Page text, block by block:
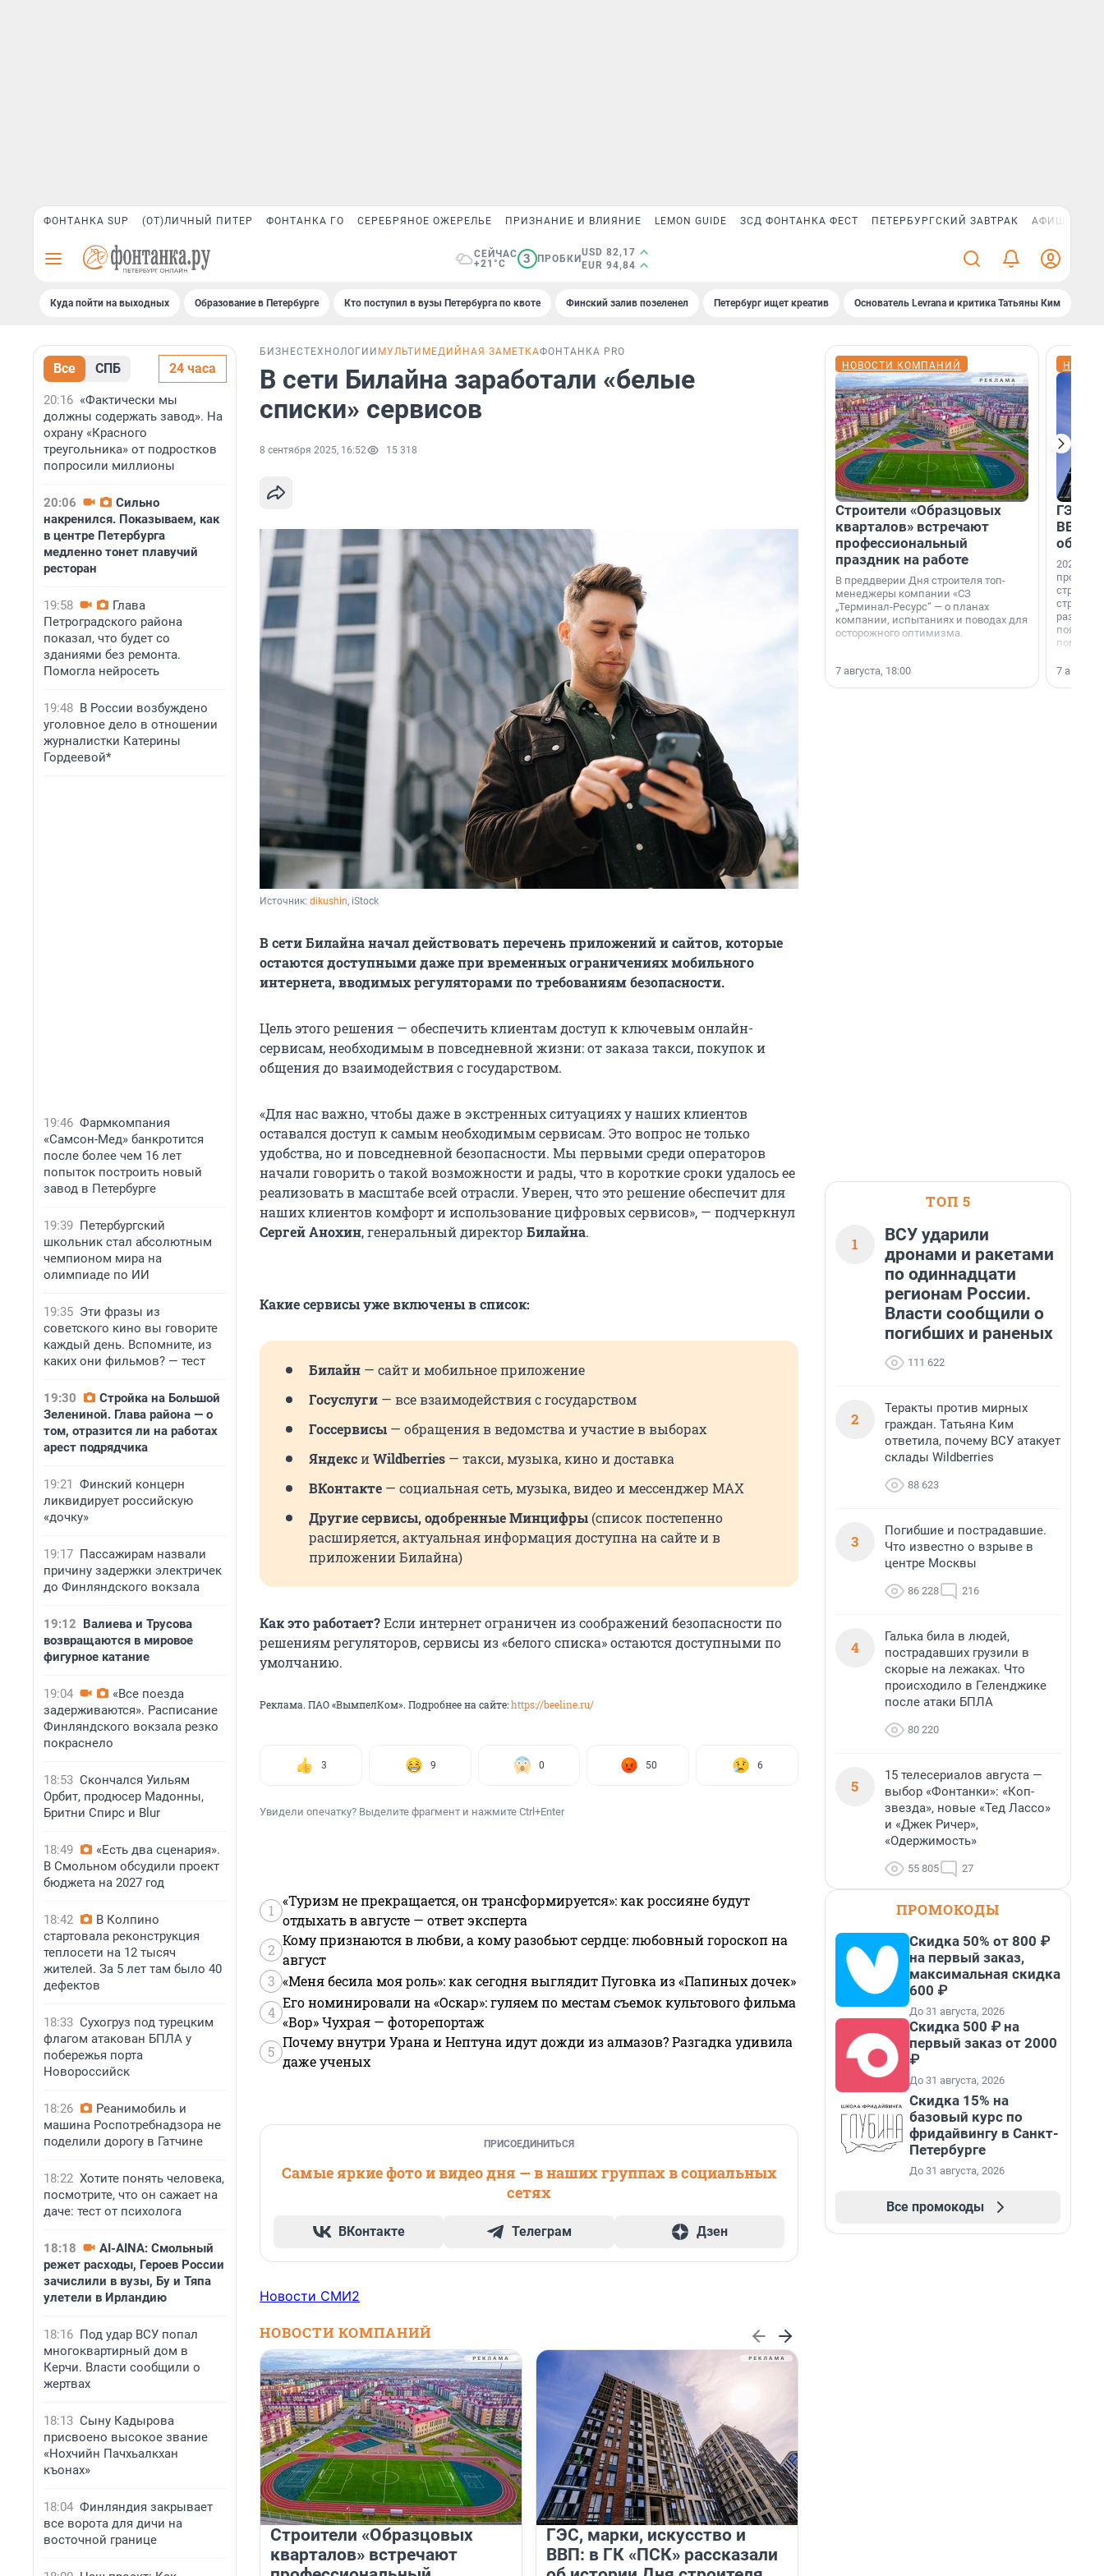
ФОНТАНКА SUP (ОТ)ЛИЧНЫЙ ПИТЕР ФОНТАНКА ГО СЕРЕБРЯНОЕ ОЖЕРЕЛЬЕ ПРИЗНАНИЕ И ВЛИЯНИЕ LEMON GUIDE ЗСД ФОНТАНКА ФЕСТ ПЕТЕРБУРГСКИЙ ЗАВТРАК АФИША PLUS
СЕЙЧАС
+21°C
3 ПРОБКИ
USD 82,17
EUR 94,84
Куда пойти на выходных Образование в Петербурге Кто поступил в вузы Петербурга по квоте Финский залив позеленел Петербург ищет креатив Основатель Levrana и критика Татьяны Ким
Все СПБ 24 часа
20:16 «Фактически мы
должны содержать завод». На
охрану «Красного
треугольника» от подростков
попросили миллионы
20:06
Сильно
накренился. Показываем, как
в центре Петербурга
медленно тонет плавучий
ресторан
19:58
Глава
Петроградского района
показал, что будет со
зданиями без ремонта.
Помогла нейросеть
19:48 В России возбуждено
уголовное дело в отношении
журналистки Катерины
Гордеевой*
19:46 Фармкомпания
«Самсон-Мед» банкротится
после более чем 16 лет
попыток построить новый
завод в Петербурге
19:39 Петербургский
школьник стал абсолютным
чемпионом мира на
олимпиаде по ИИ
19:35 Эти фразы из
советского кино вы говорите
каждый день. Вспомните, из
каких они фильмов? — тест
19:30
Стройка на Большой
Зелениной. Глава района — о
том, отразится ли на работах
арест подрядчика
19:21 Финский концерн
ликвидирует российскую
«дочку»
19:17 Пассажирам назвали
причину задержки электричек
до Финляндского вокзала
19:12 Валиева и Трусова
возвращаются в мировое
фигурное катание
19:04
«Все поезда
задерживаются». Расписание
Финляндского вокзала резко
покраснело
18:53 Скончался Уильям
Орбит, продюсер Мадонны,
Бритни Спирс и Blur
18:49
«Есть два сценария».
В Смольном обсудили проект
бюджета на 2027 год
18:42
В Колпино
стартовала реконструкция
теплосети на 12 тысяч
жителей. За 5 лет там было 40
дефектов
18:33 Сухогруз под турецким
флагом атакован БПЛА у
побережья порта
Новороссийск
18:26
Реанимобиль и
машина Роспотребнадзора не
поделили дорогу в Гатчине
18:22 Хотите понять человека,
посмотрите, что он сажает на
даче: тест от психолога
18:18
AI-AINA: Смольный
режет расходы, Героев России
зачислили в вузы, Бу и Тяпа
улетели в Ирландию
18:16 Под удар ВСУ попал
многоквартирный дом в
Керчи. Власти сообщили о
жертвах
18:13 Сыну Кадырова
присвоено высокое звание
«Нохчийн Пачхьалкхан
къонах»
18:04 Финляндия закрывает
все ворота для дичи на
восточной границе
БИЗНЕСТЕХНОЛОГИИ МУЛЬТИМЕДИЙНАЯ ЗАМЕТКАФОНТАНКА PRO
В сети Билайна заработали «белые
списки» сервисов
8 сентября 2025, 16:52 15 318
Источник: dikushin, iStock
В сети Билайна начал действовать перечень приложений и сайтов, которые
остаются доступными даже при временных ограничениях мобильного
интернета, вводимых регуляторами по требованиям безопасности.
Цель этого решения — обеспечить клиентам доступ к ключевым онлайн-
сервисам, необходимым в повседневной жизни: от заказа такси, покупок и
общения до взаимодействия с государством.
«Для нас важно, чтобы даже в экстренных ситуациях у наших клиентов
оставался доступ к самым необходимым сервисам. Это вопрос не только
удобства, но и повседневной безопасности. Мы первыми среди операторов
начали говорить о такой возможности и рады, что в короткие сроки удалось ее
реализовать в масштабе всей отрасли. Уверен, что это решение обеспечит для
наших клиентов комфорт и использование цифровых сервисов», — подчеркнул
Сергей Анохин, генеральный директор Билайна.
Какие сервисы уже включены в список:
Билайн — сайт и мобильное приложение
Госуслуги — все взаимодействия с государством
Госсервисы — обращения в ведомства и участие в выборах
ЯндексиWildberries — такси, музыка, кино и доставка
ВКонтакте — социальная сеть, музыка, видео и мессенджер MAX
Другие сервисы, одобренные Минцифры (список постепенно
расширяется, актуальная информация доступна на сайте и в
приложении Билайна)
Как это работает?Если интернет ограничен из соображений безопасности по
решениям регуляторов, сервисы из «белого списка» остаются доступными по
умолчанию.
Реклама. ПАО «ВымпелКом». Подробнее на сайте:https://beeline.ru/
3 9 0 50 6
Увидели опечатку? Выделите фрагмент и нажмите Ctrl+Enter
1
«Туризм не прекращается, он трансформируется»: как россияне будут
отдыхать в августе — ответ эксперта
2
Кому признаются в любви, а кому разобьют сердце: любовный гороскоп на
август
3 «Меня бесила моя роль»: как сегодня выглядит Пуговка из «Папиных дочек»
4
Его номинировали на «Оскар»: гуляем по местам съемок культового фильма
«Вор» Чухрая — фоторепортаж
5
Почему внутри Урана и Нептуна идут дожди из алмазов? Разгадка удивила
даже ученых
ПРИСОЕДИНИТЬСЯ
Самые яркие фото и видео дня — в наших группах в социальных
сетях
ВКонтакте Телеграм Дзен
Новости СМИ2
НОВОСТИ КОМПАНИЙ
Строители «Образцовых
кварталов» встречают
ГЭС, марки, искусство и
ВВП: в ГК «ПСК» рассказали
НОВОСТИ КОМПАНИЙ
Строители «Образцовых
кварталов» встречают
профессиональный
праздник на работе
В преддверии Дня строителя топ-
менеджеры компании «СЗ
„Терминал-Ресурс“ — о планах
компании, испытаниях и поводах для
осторожного оптимизма.
7 августа, 18:00
ГЭС,
ВВП: в
об
2026-й —
раз. В
7
ТОП 5
1
ВСУ ударили
дронами и ракетами
по одиннадцати
регионам России.
Власти сообщили о
погибших и раненых
111 622
2
Теракты против мирных
граждан. Татьяна Ким
ответила, почему ВСУ атакует
склады Wildberries
88 623
3
Погибшие и пострадавшие.
Что известно о взрыве в
центре Москвы
86 228 216
4
Галька била в людей,
пострадавших грузили в
скорые на лежаках. Что
происходило в Геленджике
после атаки БПЛА
80 220
5
15 телесериалов августа —
выбор «Фонтанки»: «Коп-
звезда», новые «Тед Лассо»
и «Джек Ричер»,
«Одержимость»
55 805 27
ПРОМОКОДЫ
Скидка 50% от 800 ₽
на первый заказ,
максимальная скидка
600 ₽
До 31 августа, 2026
Скидка 500 ₽ на
первый заказ от 2000
₽
До 31 августа, 2026
Скидка 15% на
базовый курс по
фридайвингу в Санкт-
Петербурге
До 31 августа, 2026
Все промокоды